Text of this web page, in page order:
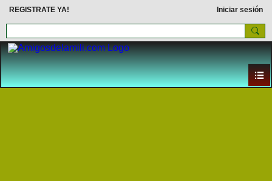
REGISTRATE YA! Iniciar sesión